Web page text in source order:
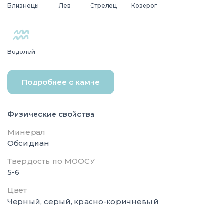
Близнецы Лев Стрелец Козерог
Водолей
Подробнее о камне
Физические свойства
Минерал
Обсидиан
Твердость по МООСУ
5-6
Цвет
Черный, серый, красно-коричневый